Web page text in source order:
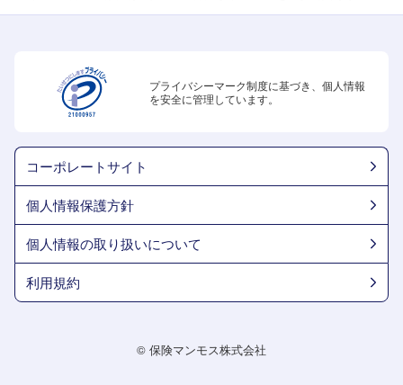
プライバシーマーク制度に基づき、個人情報
を安全に管理しています。
コーポレートサイト
個人情報保護方針
個人情報の取り扱いについて
利用規約
© 保険マンモス株式会社